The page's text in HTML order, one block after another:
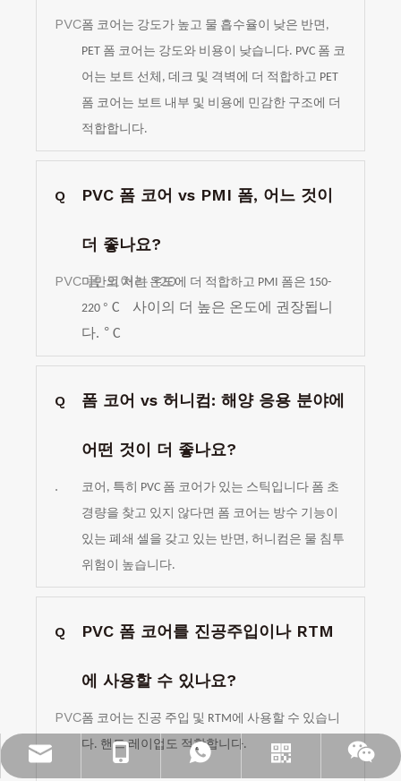
PVC폼 코어는 강도가 높고 물 흡수율이 낮은 반면,
PET 폼 코어는 강도와 비용이 낮습니다. PVC 폼 코
어는 보트 선체, 데크 및 격벽에 더 적합하고 PET
폼 코어는 보트 내부 및 비용에 민감한 구조에 더
적합합니다.
Q PVC 폼 코어 vs PMI 폼, 어느 것이
더 좋나요?
PVC 폼 코어는 120
미만의 처리 온도에 더 적합하고 PMI 폼은 150-
220 ° C
사이의 더 높은 온도에 권장됩니
다. ° C
Q 폼 코어 vs 허니컴: 해양 응용 분야에
어떤 것이 더 좋나요?
. 코어, 특히 PVC 폼 코어가 있는 스틱입니다 폼 초
경량을 찾고 있지 않다면 폼 코어는 방수 기능이
있는 폐쇄 셀을 갖고 있는 반면, 허니컴은 물 침투
위험이 높습니다.
Q PVC 폼 코어를 진공주입이나 RTM
에 사용할 수 있나요?
PVC폼 코어는 진공 주입 및 RTM에 사용할 수 있습니
다. 핸드 레이업도 적합합니다.
info@jloncomposite.com
+86 19306129712
+86 19306129712
왓츠앱
위챗